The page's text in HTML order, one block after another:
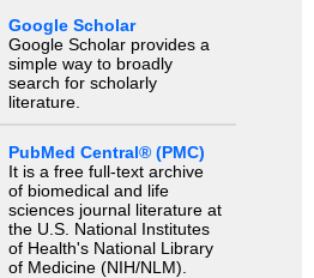
Google Scholar
Google Scholar provides a
simple way to broadly
search for scholarly
literature.
PubMed Central® (PMC)
It is a free full-text archive
of biomedical and life
sciences journal literature at
the U.S. National Institutes
of Health's National Library
of Medicine (NIH/NLM).